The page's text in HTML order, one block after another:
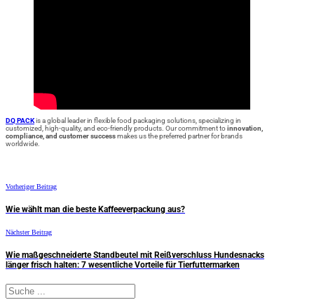
DQ PACKis a global leader in flexible food packaging solutions, specializing in
customized, high-quality, and eco-friendly products. Our commitment toinnovation,
compliance, and customer successmakes us the preferred partner for brands
worldwide.
Vorheriger Beitrag
Wie wählt man die beste Kaffeeverpackung aus?
Nächster Beitrag
Wie maßgeschneiderte Standbeutel mit Reißverschluss Hundesnacks
länger frisch halten: 7 wesentliche Vorteile für Tierfuttermarken
Suchen